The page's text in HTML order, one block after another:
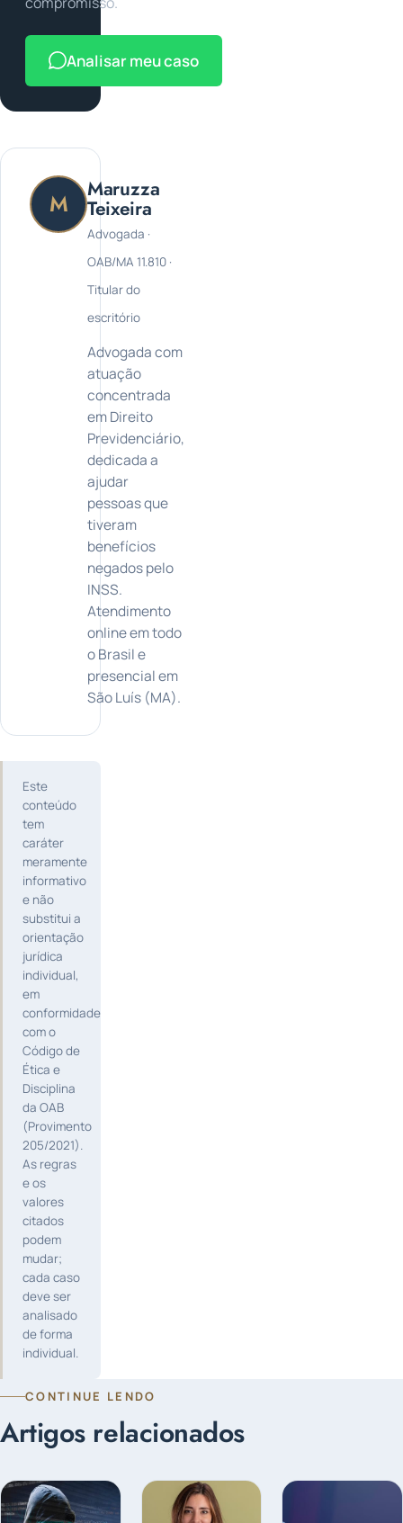
Analisar meu caso
M Maruzza
Teixeira
Advogada ·
OAB/MA 11.810 ·
Titular do
escritório
Advogada com
atuação
concentrada
em Direito
Previdenciário,
dedicada a
ajudar
pessoas que
tiveram
benefícios
negados pelo
INSS.
Atendimento
online em todo
o Brasil e
presencial em
São Luís (MA).
Este
conteúdo
tem
caráter
meramente
informativo
e não
substitui a
orientação
jurídica
individual,
em
conformidade
com o
Código de
Ética e
Disciplina
da OAB
(Provimento
205/2021).
As regras
e os
valores
citados
podem
mudar;
cada caso
deve ser
analisado
de forma
individual.
CONTINUE LENDO
Artigos relacionados